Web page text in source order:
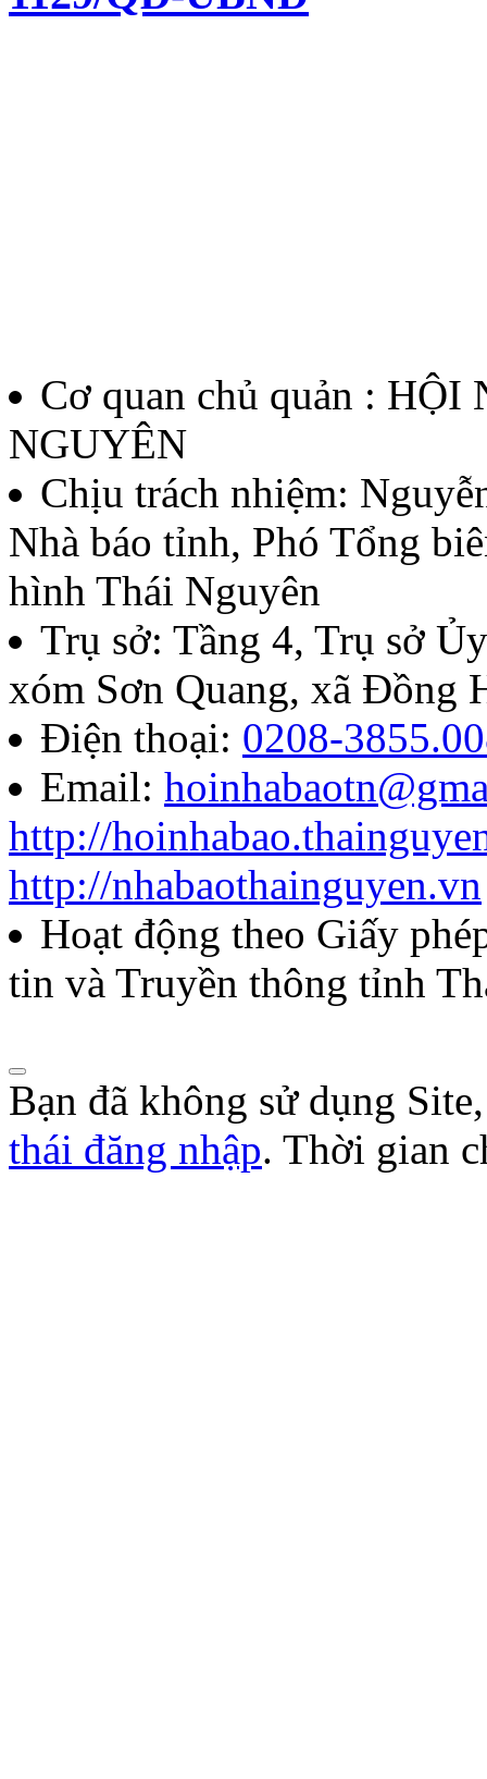
thưởng Báo chí Huỳnh
thứ II - năm 2026
Lượt xem:140 | lượt tải:61
07/QĐ-BTC
Quyết định về việc thành
báo chí Huỳnh Thúc
năm 2026
Lượt xem:287 | lượt tải:107
85/QĐ-HNB
Quyết định về việc công
năm 2026 của Hội Nhà
Cơ quan chủ quản :
NGUYÊN
Chịu trách nhiệm:
Nhà báo tỉnh, Phó Tổng
hình Thái Nguyên
Trụ sở: Tầng 4, Trụ sở
xóm Sơn Quang, xã Đồng
Điện thoại: 0208-
Email:
http://
http://nhabaothainguyen.vn
Hoạt động theo Giấy
tin và Truyền thông tỉnh
Bạn đã không sử dụng
thái đăng nhập. Thời gian